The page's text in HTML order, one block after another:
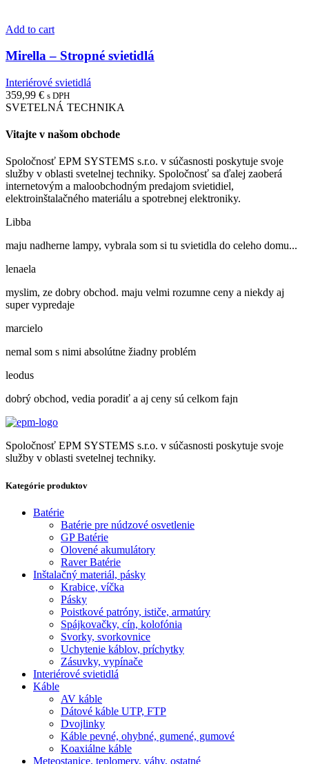
Add to cart
Mirella – Stropné svietidlá
Interiérové svietidlá
359,99 € s DPH
SVETELNÁ TECHNIKA
Vitajte v našom obchode
Spoločnosť EPM SYSTEMS s.r.o. v súčasnosti poskytuje svoje
služby v oblasti svetelnej techniky. Spoločnosť sa ďalej zaoberá
internetovým a maloobchodným predajom svietidiel,
elektroinštalačného materiálu a spotrebnej elektroniky.
Libba
maju nadherne lampy, vybrala som si tu svietidla do celeho domu...
lenaela
myslim, ze dobry obchod. maju velmi rozumne ceny a niekdy aj
super vypredaje
marcielo
nemal som s nimi absolútne žiadny problém
leodus
dobrý obchod, vedia poradiť a aj ceny sú celkom fajn
Spoločnosť EPM SYSTEMS s.r.o. v súčasnosti poskytuje svoje
služby v oblasti svetelnej techniky.
Kategórie produktov
Batérie
Batérie pre núdzové osvetlenie
GP Batérie
Olovené akumulátory
Raver Batérie
Inštalačný materiál, pásky
Krabice, víčka
Pásky
Poistkové patróny, ističe, armatúry
Spájkovačky, cín, kolofónia
Svorky, svorkovnice
Uchytenie káblov, príchytky
Zásuvky, vypínače
Interiérové svietidlá
Káble
AV káble
Dátové káble UTP, FTP
Dvojlinky
Káble pevné, ohybné, gumené, gumové
Koaxiálne káble
Meteostanice, teplomery, váhy, ostatné